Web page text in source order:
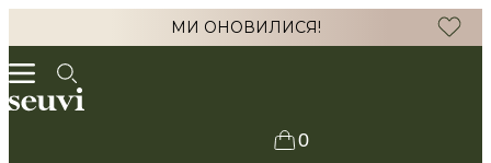
МИ ОНОВИЛИСЯ!
0